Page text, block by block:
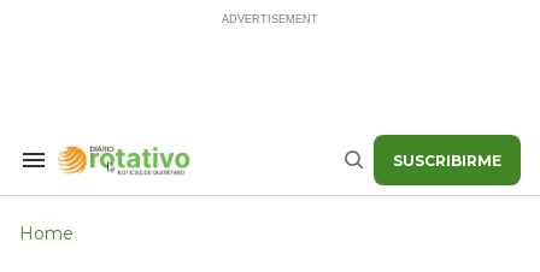
Search
Buscar SUSCRIBIRME
Home